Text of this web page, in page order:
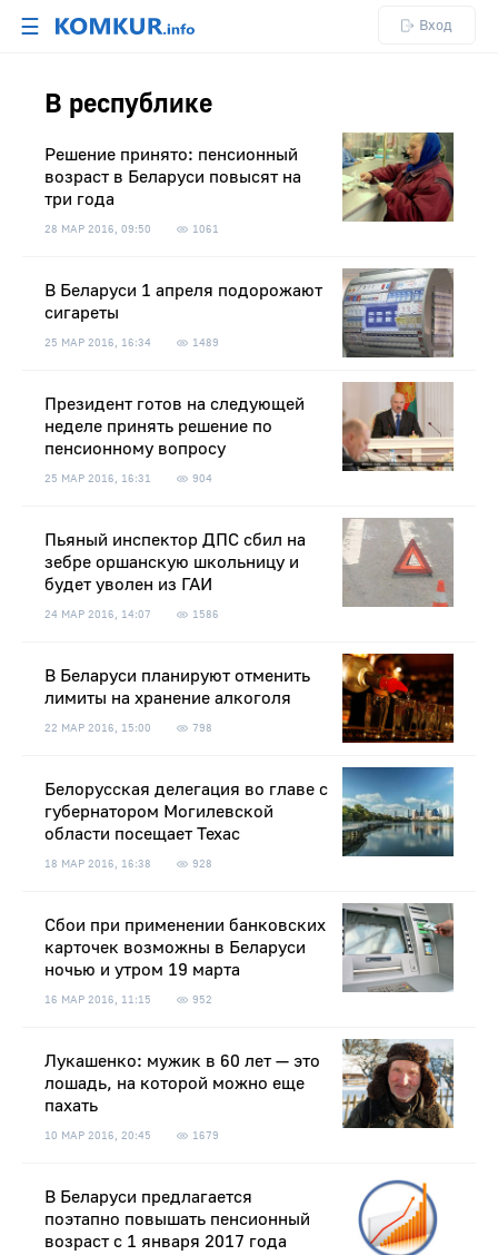
☰ Вход
В республике
Решение принято: пенсионный
возраст в Беларуси повысят на
три года
28 МАР 2016, 09:50 1061
В Беларуси 1 апреля подорожают
сигареты
25 МАР 2016, 16:34 1489
Президент готов на следующей
неделе принять решение по
пенсионному вопросу
25 МАР 2016, 16:31 904
Пьяный инспектор ДПС сбил на
зебре оршанскую школьницу и
будет уволен из ГАИ
24 МАР 2016, 14:07 1586
В Беларуси планируют отменить
лимиты на хранение алкоголя
22 МАР 2016, 15:00 798
Белорусская делегация во главе с
губернатором Могилевской
области посещает Техас
18 МАР 2016, 16:38 928
Сбои при применении банковских
карточек возможны в Беларуси
ночью и утром 19 марта
16 МАР 2016, 11:15 952
Лукашенко: мужик в 60 лет — это
лошадь, на которой можно еще
пахать
10 МАР 2016, 20:45 1679
В Беларуси предлагается
поэтапно повышать пенсионный
возраст с 1 января 2017 года